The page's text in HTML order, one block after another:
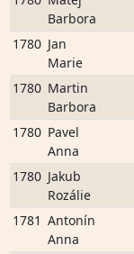
Barbora
1780 Jan
Marie
1780 Martin
Barbora
1780 Pavel
Anna
1780 Jakub
Rozálie
1781 Antonín
Anna